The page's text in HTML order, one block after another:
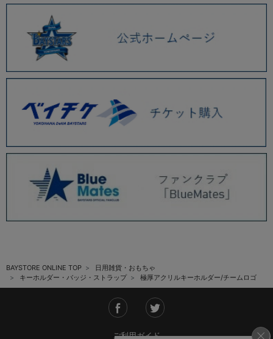
BAYSTORE ONLINE TOP
日用雑貨・おもちゃ
キーホルダー・バッジ・ストラップ
極厚アクリルキーホルダー/チームロゴ
ご利用ガイド